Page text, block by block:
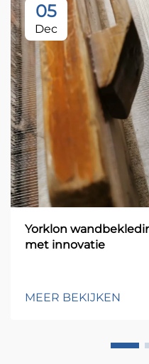
05
Dec
Yorklon
met innovatie
MEER BEKIJKEN